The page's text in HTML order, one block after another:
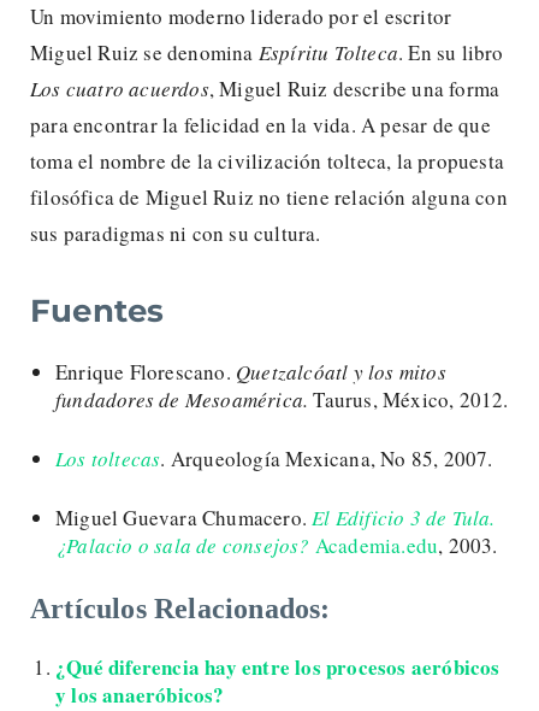
Un movimiento moderno liderado por el escritor
Miguel Ruiz se denomina Espíritu Tolteca. En su libro
Los cuatro acuerdos, Miguel Ruiz describe una forma
para encontrar la felicidad en la vida. A pesar de que
toma el nombre de la civilización tolteca, la propuesta
filosófica de Miguel Ruiz no tiene relación alguna con
sus paradigmas ni con su cultura.
Fuentes
Enrique Florescano. Quetzalcóatl y los mitos
fundadores de Mesoamérica.Taurus, México, 2012.
Los toltecas. Arqueología Mexicana, No 85, 2007.
Miguel Guevara Chumacero.El Edificio 3 de Tula.
¿Palacio o sala de consejos? Academia.edu, 2003.
Artículos Relacionados:
¿Qué diferencia hay entre los procesos aeróbicos
y los anaeróbicos?